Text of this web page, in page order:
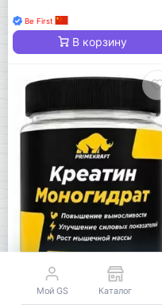
Be First
В корзину
-20%
Мой GS Каталог